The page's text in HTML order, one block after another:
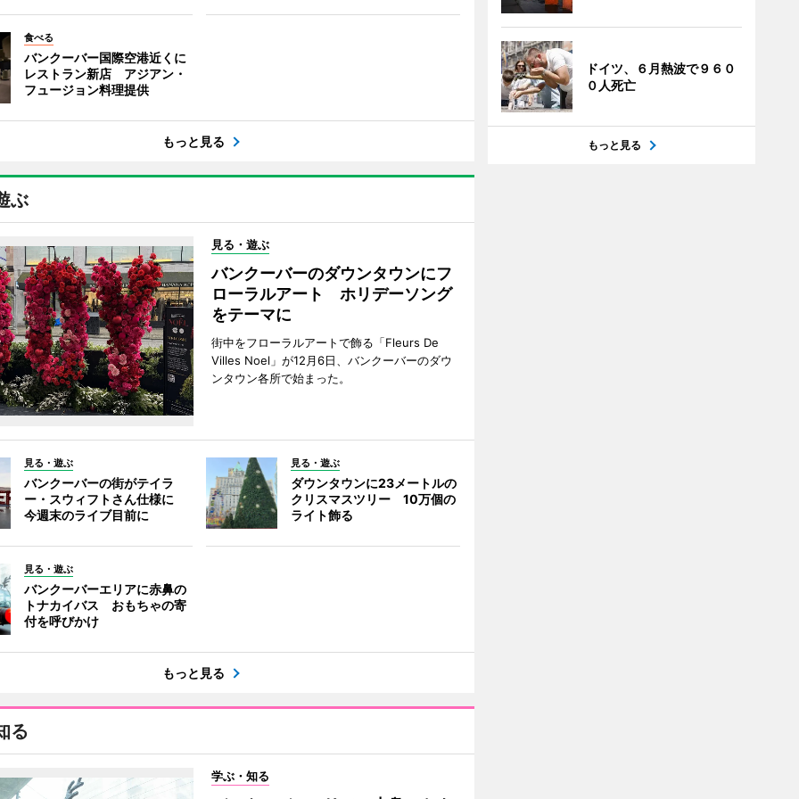
食べる
バンクーバー国際空港近くに
レストラン新店 アジアン・
フュージョン料理提供
もっと見る
ぶ
見る・遊ぶ
バンクーバーのダウンタウンにフ
ローラルアート ホリデーソング
をテーマに
街中をフローラルアートで飾る「Fleurs De
Villes Noel」が12月6日、バンクーバーのダウ
ンタウン各所で始まった。
見る・遊ぶ
バンクーバーの街がテイラ
ー・スウィフトさん仕様に
今週末のライブ目前に
見る・遊ぶ
ダウンタウンに23メートルの
クリスマスツリー 10万個の
ライト飾る
見る・遊ぶ
バンクーバーエリアに赤鼻の
トナカイバス おもちゃの寄
付を呼びかけ
もっと見る
る
学ぶ・知る
ドイツ、６月熱波で９６０
０人死亡
もっと見る